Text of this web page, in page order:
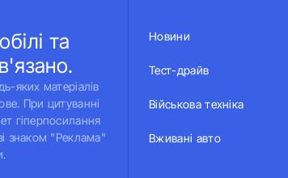
та
яких матеріалів
При цитуванні
гіперпосилання
знаком "Реклама"
Новини
Тест-драйв
Військова техніка
Вживані авто